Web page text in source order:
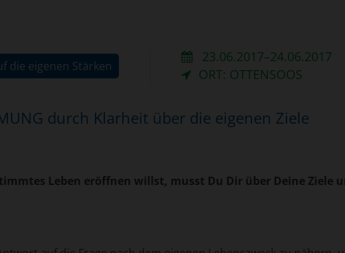
die eigenen Stärken
23.06.2017–24.06.2017
ORT: OTTENSOOS
durch Klarheit über die eigenen Ziele
Leben eröffnen willst, musst Du Dir über Deine Ziele